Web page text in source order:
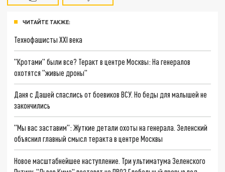
ЧИТАЙТЕ ТАКЖЕ:
Технофашисты XXI века
"Кротами" были все? Теракт в центре Москвы: На генералов
охотятся "живые дроны"
Даня с Дашей спаслись от боевиков ВСУ. Но беды для малышей не
закончились
"Мы вас заставим": Жуткие детали охоты на генерала. Зеленский
объяснил главный смысл теракта в центре Москвы
Новое масштабнейшее наступление. Три ультиматума Зеленского